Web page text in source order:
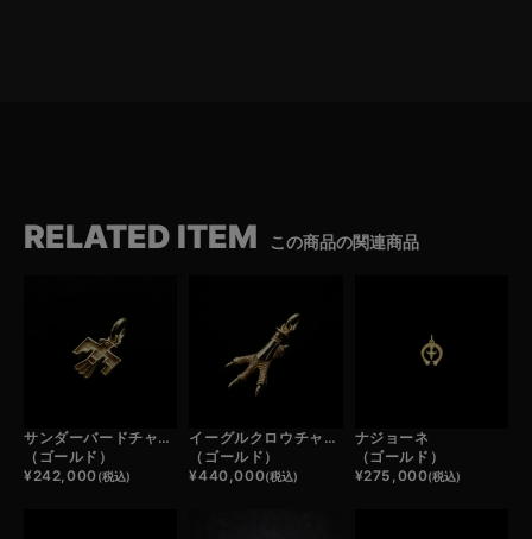
RELATED ITEM この商品の関連商品
サンダーバードチャーム
（ゴールド）
¥242,000(税込)
イーグルクロウチャーム
（ゴールド）
¥440,000(税込)
ナジョーネ
（ゴールド）
¥275,000(税込)